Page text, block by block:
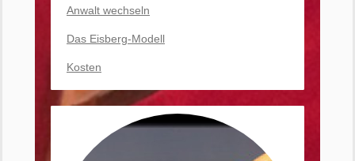
Anwalt wechseln
Das Eisberg-Modell
Kosten